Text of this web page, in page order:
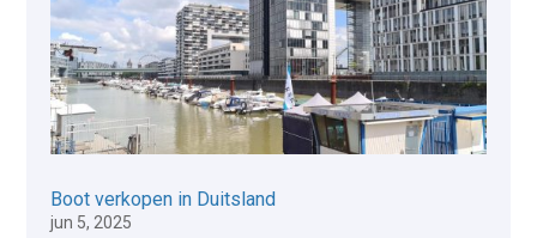
Boot verkopen in Duitsland
jun 5, 2025